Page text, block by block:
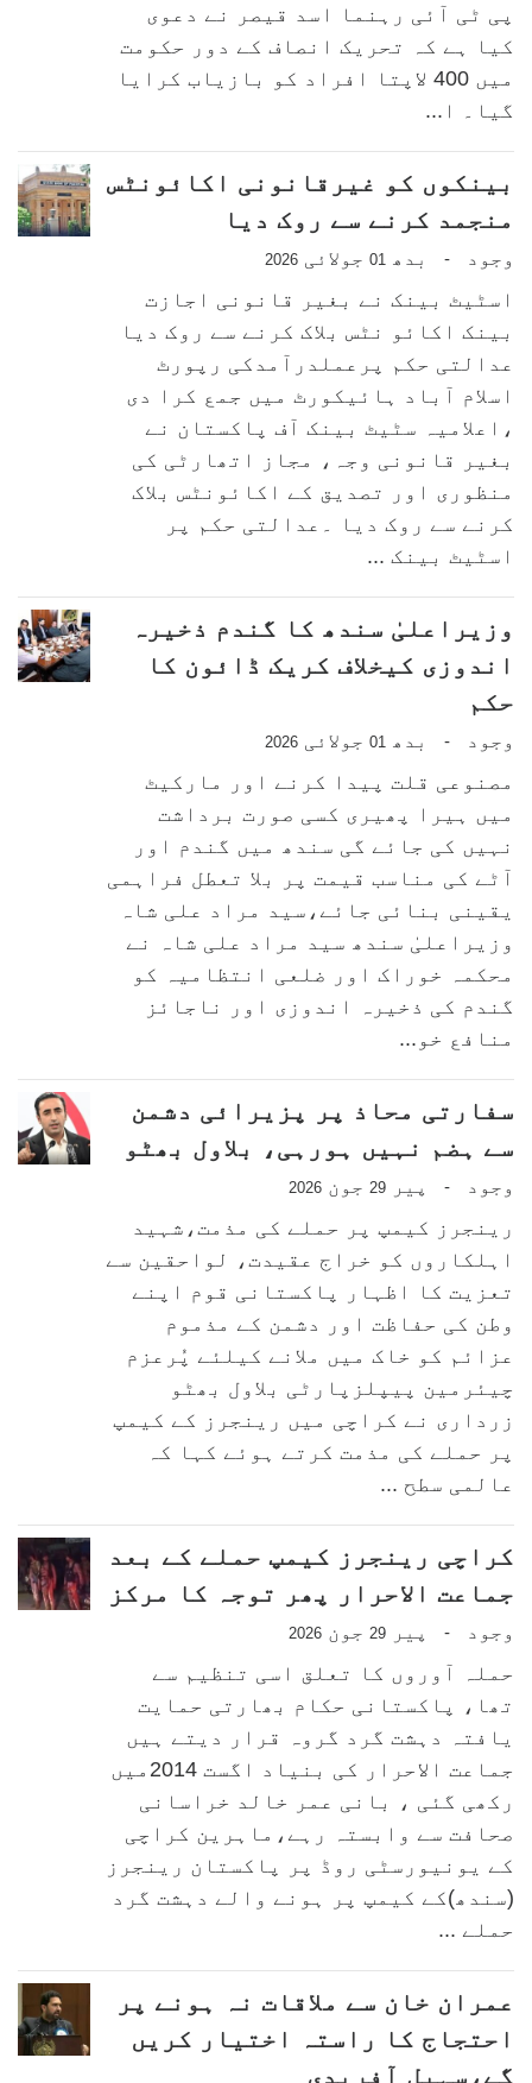
پی ٹی آئی رہنما اسد قیصر نے دعوی
کیا ہے کہ تحریک انصاف کے دور حکومت
میں 400 لاپتا افراد کو بازیاب کرایا
گیا۔ ا...
بینکوں کو غیرقانونی اکائونٹس
منجمد کرنے سے روک دیا
وجود - بدھ 01 جولائی 2026
اسٹیٹ بینک نے بغیر قانونی اجازت
بینک اکائو نٹس بلاک کرنے سے روک دیا
عدالتی حکم پرعملدرآمدکی رپورٹ
اسلام آباد ہائیکورٹ میں جمع کرا دی
،اعلامیہ سٹیٹ بینک آف پاکستان نے
بغیر قانونی وجہ، مجاز اتھارٹی کی
منظوری اور تصدیق کے اکائونٹس بلاک
کرنے سے روک دیا ۔عدالتی حکم پر
اسٹیٹ بینک ...
وزیراعلیٰ سندھ کا گندم ذخیرہ
اندوزی کیخلاف کریک ڈائون کا
حکم
وجود - بدھ 01 جولائی 2026
مصنوعی قلت پیدا کرنے اور مارکیٹ
میں ہیرا پھیری کسی صورت برداشت
نہیں کی جائے گی سندھ میں گندم اور
آٹے کی مناسب قیمت پر بلا تعطل فراہمی
یقینی بنائی جائے،سید مراد علی شاہ
وزیراعلیٰ سندھ سید مراد علی شاہ نے
محکمہ خوراک اور ضلعی انتظامیہ کو
گندم کی ذخیرہ اندوزی اور ناجائز
منافع خو...
سفارتی محاذ پر پزیرائی دشمن
سے ہضم نہیں ہورہی، بلاول بھٹو
وجود - پیر 29 جون 2026
رینجرز کیمپ پر حملے کی مذمت،شہید
اہلکاروں کو خراج عقیدت، لواحقین سے
تعزیت کا اظہار پاکستانی قوم اپنے
وطن کی حفاظت اور دشمن کے مذموم
عزائم کو خاک میں ملانے کیلئے پُرعزم
چیئرمین پیپلزپارٹی بلاول بھٹو
زرداری نے کراچی میں رینجرز کے کیمپ
پر حملے کی مذمت کرتے ہوئے کہا کہ
عالمی سطح ...
کراچی رینجرز کیمپ حملے کے بعد
جماعت الاحرار پھر توجہ کا مرکز
وجود - پیر 29 جون 2026
حملہ آوروں کا تعلق اسی تنظیم سے
تھا، پاکستانی حکام بھارتی حمایت
یافتہ دہشت گرد گروہ قرار دیتے ہیں
جماعت الاحرار کی بنیاد اگست 2014میں
رکھی گئی ، بانی عمر خالد خراسانی
صحافت سے وابستہ رہے،ماہرین کراچی
کے یونیورسٹی روڈ پر پاکستان رینجرز
(سندھ)کے کیمپ پر ہونے والے دہشت گرد
حملے ...
عمران خان سے ملاقات نہ ہونے پر
احتجاج کا راستہ اختیار کریں
گے،سہیل آفریدی